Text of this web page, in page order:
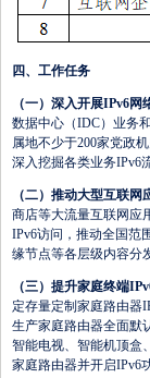
四、工作任务
（一）深入开展IPv6网
数据中心（IDC）业务
属地不少于200家党政
深入挖掘各类业务IPv6
（二）推动大型互联网
商店等大流量互联网应
IPv6访问，推动全国范
缘节点等各层级内容分
（三）提升家庭终端
定存量定制家庭路由器
生产家庭路由器全面默
智能电视、智能机顶盒
家庭路由器并开启IPv6